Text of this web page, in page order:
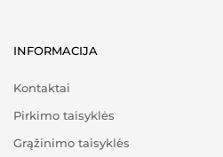
INFORMACIJA
Kontaktai
Pirkimo taisyklės
Grąžinimo taisyklės